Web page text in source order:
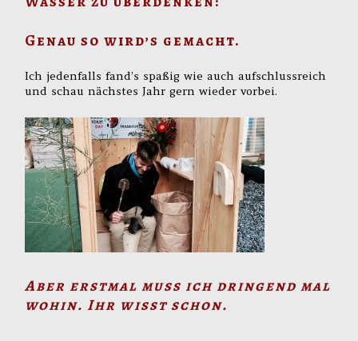
Genau so wird’s gemacht.
Ich jedenfalls fand’s spaßig wie auch aufschlussreich
und schau nächstes Jahr gern wieder vorbei.
Aber erstmal muss ich dringend mal
wohin. Ihr wisst schon.